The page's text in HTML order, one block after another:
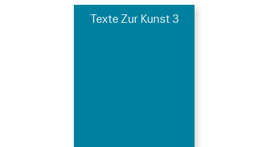
Texte Zur Kunst 3